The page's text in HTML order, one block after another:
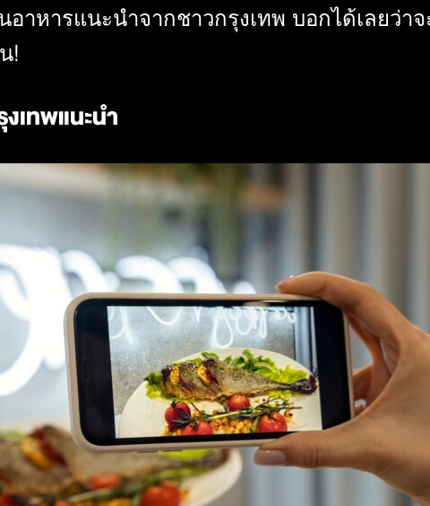
าหารแนะนำจากชาวกรุงเทพ บอกได้เลยว่
!
เทพแนะนำ